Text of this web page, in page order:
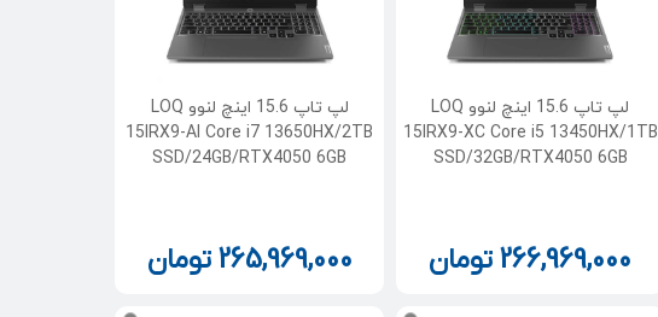
لپ تاپ 15.6 اینچ لنوو LOQ
15IRX9-XC Core i5 13450HX/1TB
SSD/32GB/RTX4050 6GB
266,969,000تومان
لپ تاپ 15.6 اینچ لنوو LOQ
15IRX9-AI Core i7 13650HX/2TB
SSD/24GB/RTX4050 6GB
265,969,000 تومان